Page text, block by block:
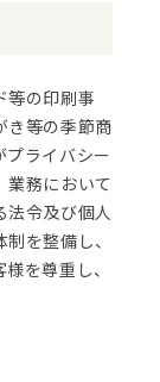
等の印刷事
き等の季節商
プライバシー
業務において
法令及び個人
を整備し、
を尊重し、